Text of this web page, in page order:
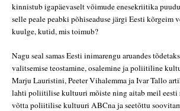
kinnistub igapäevaselt võimude enesekriitika
selle peale peabki põhiseaduse järgi Eesti kõrgeim
kuulge, kutid, mis toimub?
Nagu seal samas Eesti inimarengu aruandes
valitsemise teostamine, osalemine ja poliitiline
Marju Lauristini, Peeter Vihalemma ja Ivar Tallo
lahti poliitilise kultuuri mõiste ning aitab meil eesti
võtta poliitilise kultuuri ABCna ja seetõttu